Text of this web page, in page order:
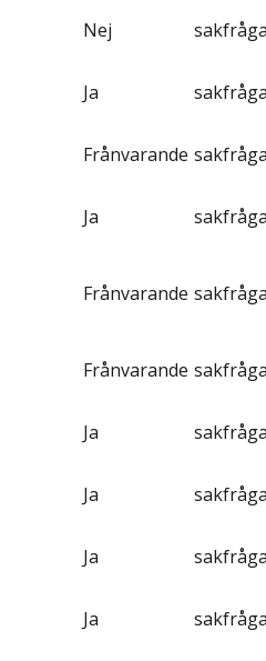
Nej
Ja
Frånvarande
Ja
Frånvarande
Frånvarande
Ja
Ja
Ja
Ja